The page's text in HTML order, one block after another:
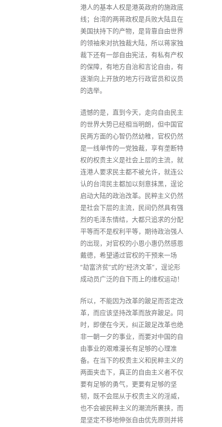
港人的基本人权是港英政府的施政底
线；台湾的两蒋政权是兵败大陆且在
美国扶持下的产物，是背靠自由世界
的领袖来对抗独裁大陆，所以蒋家独
裁下还有一部自由宪法，有私有产权
的保障，有地方自治和言论自由，有
逐渐向上开放的地方行政官员和议员
的选举。
遗憾的是，直到今天，走向自由民主
的世界大势已经相当明朗，但中国官
民两方面的心智仍然幼稚，官权仍然
是一线单传的一党独裁，享有垄断特
权的权贵主义是社会上层的主流，就
连港人要求民主都不被允许，就连公
认的台湾民主都加以刻意抹黑，逞论
启动大陆的政治改革。民粹主义仍然
是社会下层的主流，民间仍然具有强
烈的毛泽东情结，大都只追求的分配
平等而不是权利平等，期待政治强人
的出现，对官权的小恩小惠仍然感恩
戴德，希望通过官权的干预来一场
“劫富济贫”式的“经济文革”，逞论形
成动员广泛的自下而上的维权运动！
所以，不能因为改革的跛足而否定改
革，而应该坚持改革而放弃跛足。同
时，即便在今天，纠正跛足改革也绝
非一朝一夕的事业，而要对中国的自
由事业的艰难漫长有足够的心理准
备。在当下的权贵主义和民粹主义的
两面夹击下，真正的自由主义者不仅
要有足够的勇气，更要有足够的坚
韧，既不会屈从于权贵主义的淫威，
也不会被民粹主义的潮流所裹挟，而
是坚定不移地伸张自由优先原则并将